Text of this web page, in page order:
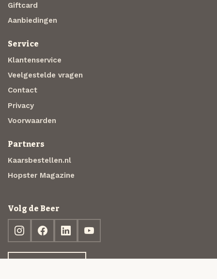
Giftcard
Aanbiedingen
Service
Klantenservice
Veelgestelde vragen
Contact
Privacy
Voorwaarden
Partners
Kaarsbestellen.nl
Hopster Magazine
Volg de Beer